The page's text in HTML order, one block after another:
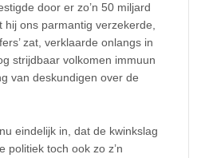
door er zo’n 50 miljard
ons parmantig verzekerde,
zat, verklaarde onlangs in
strijdbaar volkomen immuun
van deskundigen over de
eindelijk in, dat de kwinkslag
politiek toch ook zo z’n